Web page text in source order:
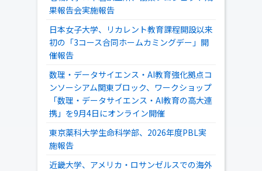
果報告会実施報告
日本女子大学、リカレント教育課程開設以来
初の「3コース合同ホームカミングデー」開
催報告
数理・データサイエンス・AI教育強化拠点コ
ンソーシアム関東ブロック、ワークショップ
「数理・データサイエンス・AI教育の高大連
携」を9月4日にオンライン開催
東京薬科大学生命科学部、2026年度PBL実
施報告
近畿大学、アメリカ・ロサンゼルスでの海外